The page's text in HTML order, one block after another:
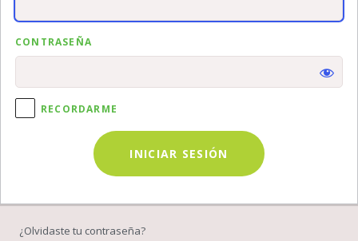
CONTRASEÑA
RECORDARME
¿Olvidaste tu contraseña?